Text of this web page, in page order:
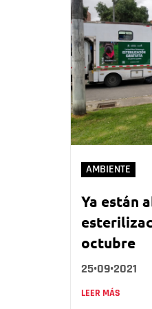
AMBIENTE
Ya están
octubre
25•09•2021
LEER MÁS